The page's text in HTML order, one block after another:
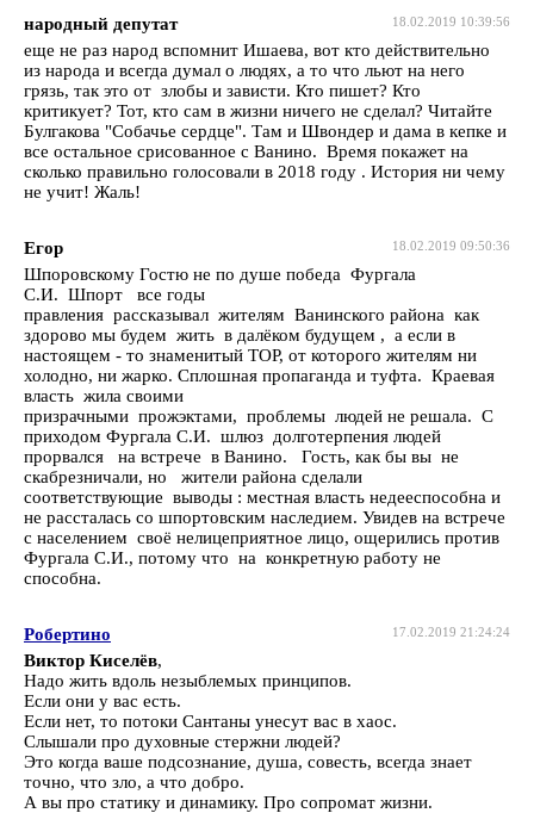
18.02.2019 10:39:56
народный депутат
еще не раз народ вспомнит Ишаева, вот кто действительно
из народа и всегда думал о людях, а то что льют на него
грязь, так это от злобы и зависти. Кто пишет? Кто
критикует? Тот, кто сам в жизни ничего не сделал? Читайте
Булгакова "Собачье сердце". Там и Швондер и дама в кепке и
все остальное срисованное с Ванино. Время покажет на
сколько правильно голосовали в 2018 году . История ни чему
не учит! Жаль!
18.02.2019 09:50:36
Егор
Шпоровскому Гостю не по душе победа Фургала
С.И. Шпорт все годы
правления рассказывал жителям Ванинского района как
здорово мы будем жить в далёком будущем , а если в
настоящем - то знаменитый ТОР, от которого жителям ни
холодно, ни жарко. Сплошная пропаганда и туфта. Краевая
власть жила своими
призрачными прожэктами, проблемы людей не решала. С
приходом Фургала С.И. шлюз долготерпения людей
прорвался на встрече в Ванино. Гость, как бы вы не
скабрезничали, но жители района сделали
соответствующие выводы : местная власть недееспособна и
не рассталась со шпортовским наследием. Увидев на встрече
с населением своё нелицеприятное лицо, ощерились против
Фургала С.И., потому что на конкретную работу не
способна.
17.02.2019 21:24:24
Робертино
Виктор Киселёв,
Надо жить вдоль незыблемых принципов.
Если они у вас есть.
Если нет, то потоки Сантаны унесут вас в хаос.
Слышали про духовные стержни людей?
Это когда ваше подсознание, душа, совесть, всегда знает
точно, что зло, а что добро.
А вы про статику и динамику. Про сопромат жизни.